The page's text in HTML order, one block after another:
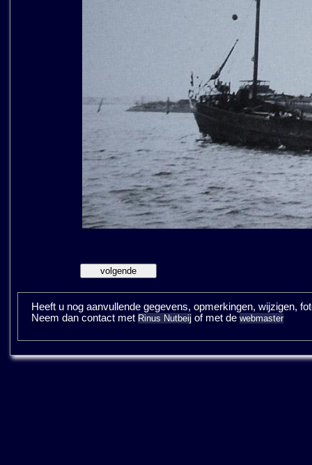
Heeft u nog aanvullende gegevens, opmerkingen, wijzigen,
Neem dan contact met Rinus Nutbeij of met de webmaster